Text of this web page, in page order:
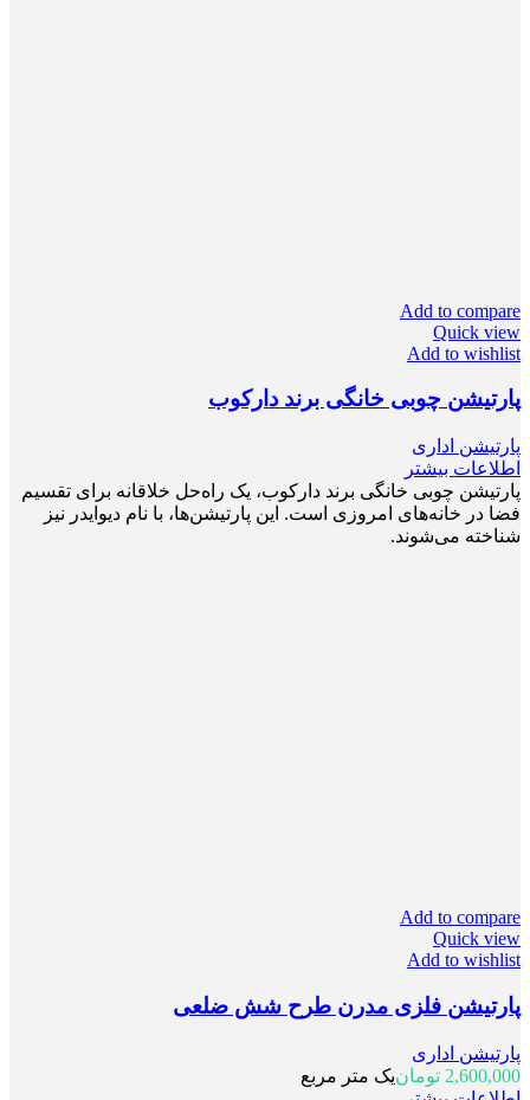
Add to compare
Quick view
Add to wishlist
پارتیشن چوبی خانگی برند دارکوب
پارتیشن اداری
اطلاعات بیشتر
پارتیشن چوبی خانگی برند دارکوب، یک راه‌حل خلاقانه برای تقسیم
فضا در خانه‌های امروزی است. این پارتیشن‌ها، با نام دیوایدر نیز
شناخته می‌شوند.
Add to compare
Quick view
Add to wishlist
پارتیشن فلزی مدرن طرح شش ضلعی
پارتیشن اداری
2,600,000 تومانیک متر مربع